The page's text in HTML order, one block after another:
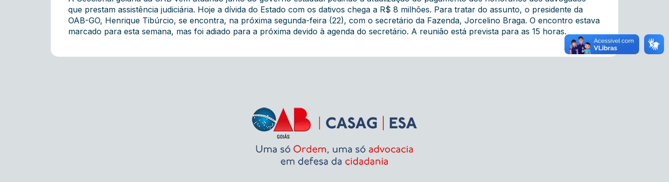
que prestam assistência judiciária. Hoje a dívida do Estado com os dativos chega a R$ 8 milhões. Para tratar do assunto, o presidente da
OAB-GO, Henrique Tibúrcio, se encontra, na próxima segunda-feira (22), com o secretário da Fazenda, Jorcelino Braga. O encontro estava
marcado para esta semana, mas foi adiado para a próxima devido à agenda do secretário. A reunião está prevista para as 15 horas.